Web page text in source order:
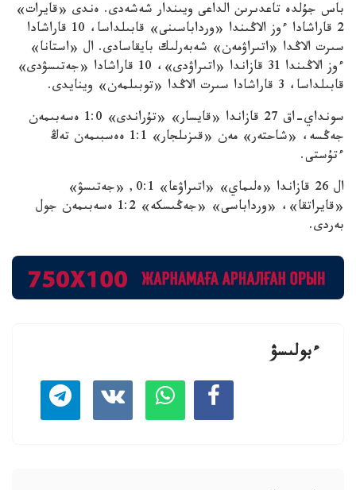
باس جۇلدە تاعدىرىن الداعى ويىندار شەشەدى. ەندى «قايرات»
2 قاراشادا ءوز الاڭىندا «ورداباسىنى» قابىلداسا، 10 قاراشادا
سىرت الاڭدا «اتىراۋمەن» شەبەرلىك بايقاسادى. ال «استانا»
ءوز الاڭىندا 31 قازاندا «اتىراۋدى»، 10 قاراشادا «جەتىسۋدى»
قابىلداسا، 3 قاراشادا سىرت الاڭدا «توبىلمەن» وينايدى.
سونداي-اق 27 قازاندا «قايسار» «تۇراندى» 1:0 ەسەبىمەن
جەڭسە، «شاحتەر» مەن «قىزىلجار» 1:1 ەەسبىمەن تەڭ
ءتۇستى.
ال 26 قازاندا «ەلىماي» «اتىراۋعا» 0:1, «جەتىسۋ»
«قايراتقا»، «ورداباسى» «جەڭىسكە» 1:2 ەسەبىمەن جول
بەردى.
ءبولىسۋ